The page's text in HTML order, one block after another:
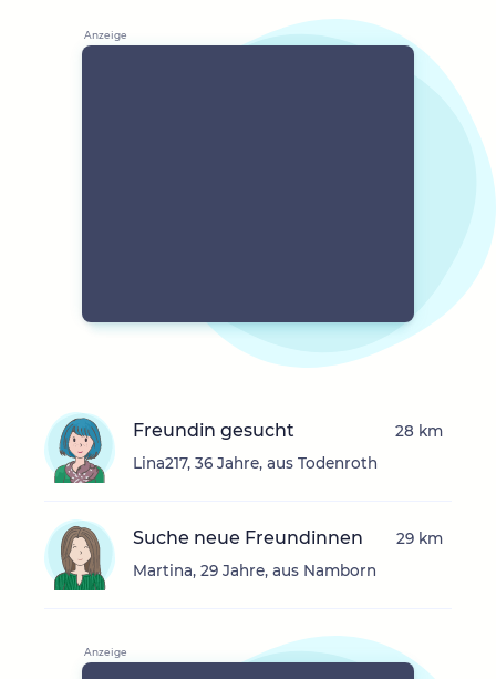
Freundin gesucht
Lina217, 36 Jahre, aus Todenroth
28 km
Suche neue Freundinnen
Martina, 29 Jahre, aus Namborn
29 km